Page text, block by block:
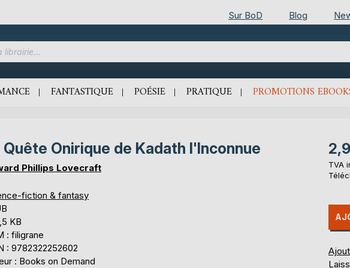
Sur BoD Blog
FANTASTIQUE POÉSIE PRATIQUE PROMOTIONS
Quête Onirique de Kadath l'Inconnue
Phillips Lovecraft
fiction & fantasy
KB
: filigrane
: 9782322252602
: Books on Demand
TVA